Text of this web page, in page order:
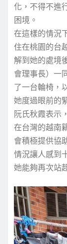
化，不得不進
困境。
在這樣的情況
住在桃園的台
解到她的處境
會理事長）一
了一台輪椅，
她度過眼前的
阮氏秋霞表示
在台灣的越南
會積極提供協
情況讓人感到
她能夠再次站